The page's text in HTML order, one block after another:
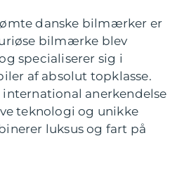
danske bilmærker er
bilmærke blev
specialiserer sig i
af absolut topklasse.
international anerkendelse
teknologi og unikke
luksus og fart på